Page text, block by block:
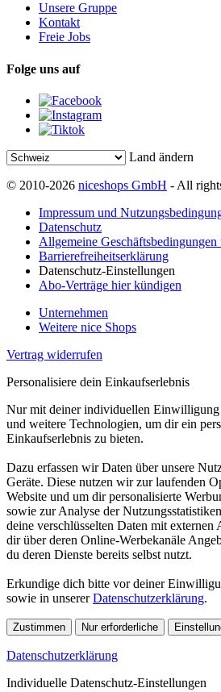
Unsere Gruppe
Kontakt
Freie Jobs
Folge uns auf
Land ändern
© 2010-2026 niceshops GmbH - All
Impressum und
Datenschutz
Allgemeine
Barrierefreiheitserklärung
Datenschutz-Einstellungen
Abo-Verträge hier kündigen
Unternehmen
Weitere nice Shops
Vertrag widerrufen
Personalisiere dein Einkaufserlebnis
Nur mit deiner individuellen
und weitere Technologien, um dir ein
Einkaufserlebnis zu bieten.
Dazu erfassen wir Daten über unsere
Geräte. Diese nutzen wir zur laufenden
Website und um dir personalisierte
sowie zur Analyse der
deine verschlüsselten Daten mit externen
dir über deren Online-Werbekanäle
du deren Dienste bereits selbst nutzt.
Erkundige dich bitte vor deiner
sowie in unsererDatenschutzerklärung.
Zustimmen Nur erforderliche
Datenschutzerklärung
Individuelle Datenschutz-Einstellungen